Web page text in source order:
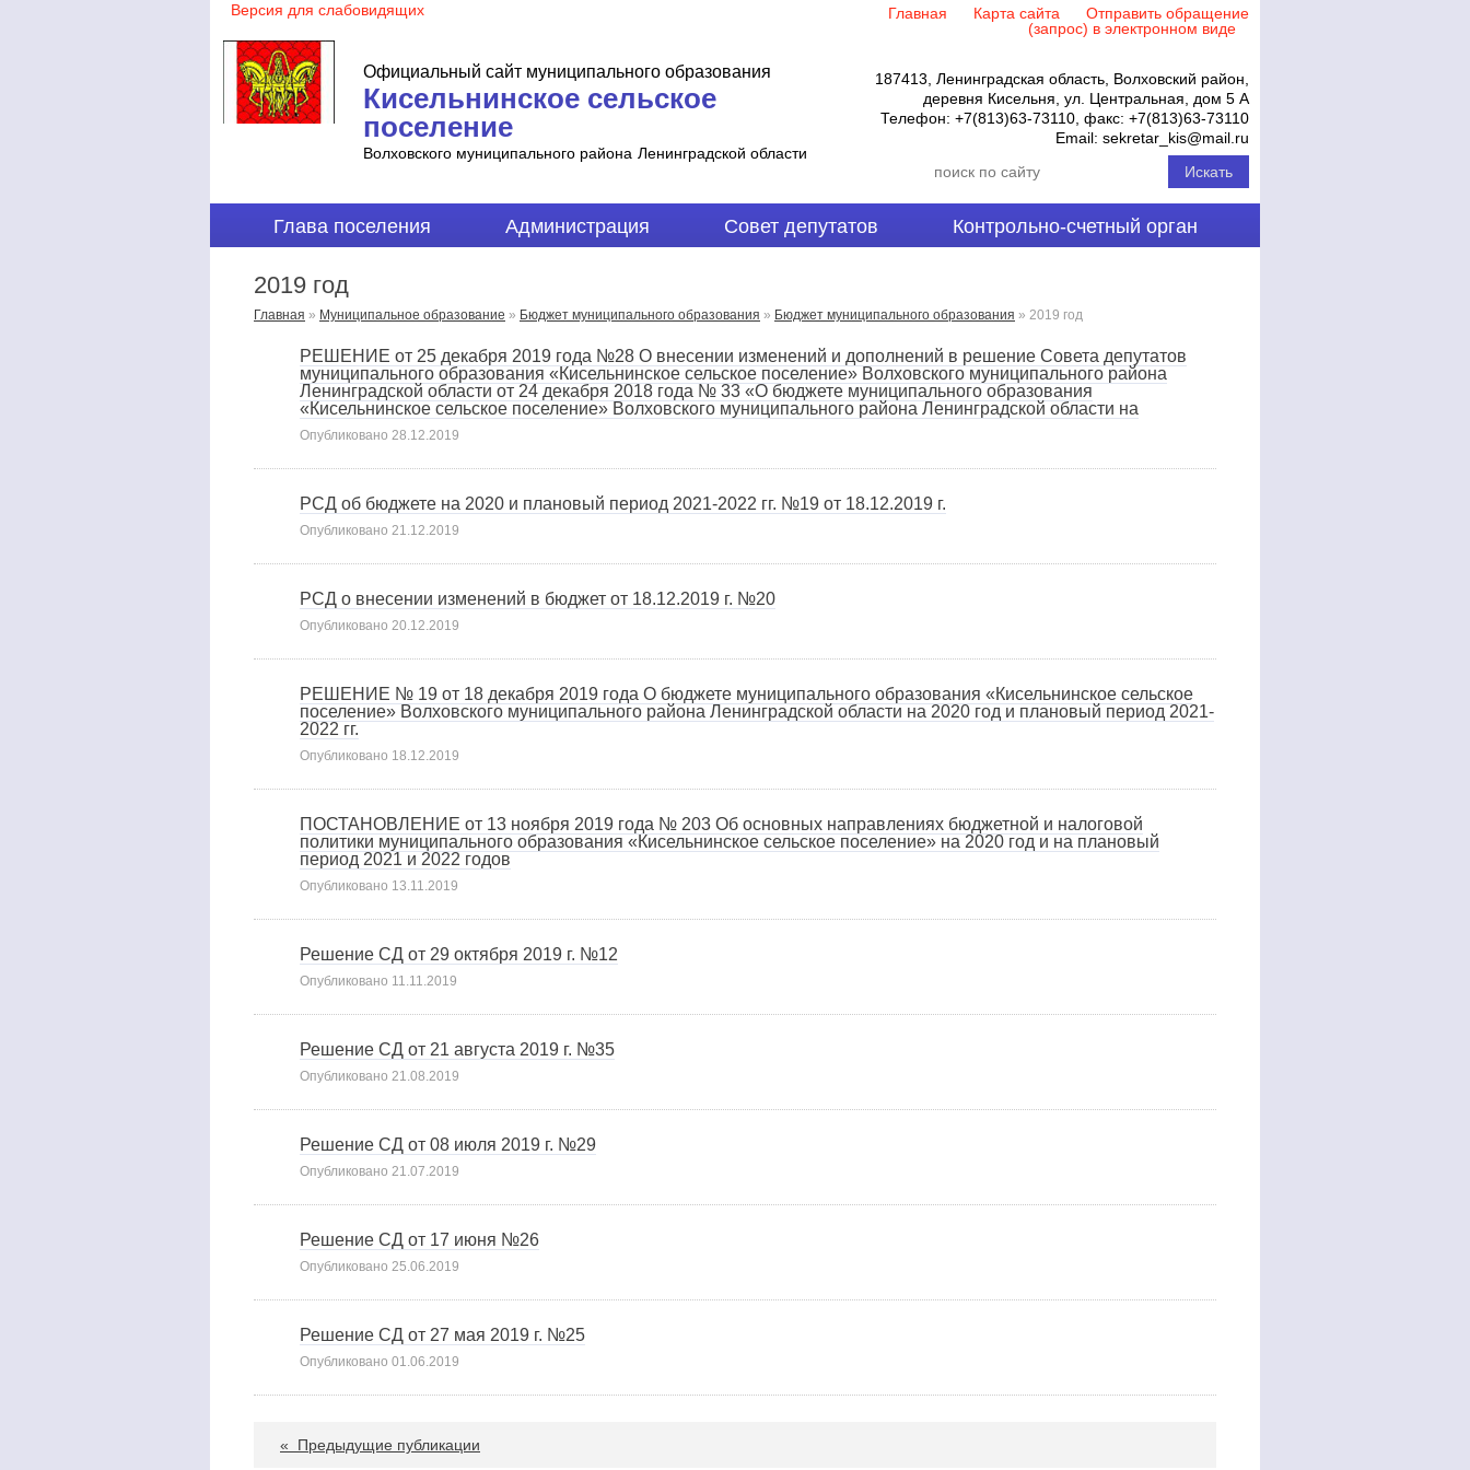
Официальный сайт муниципального образования
Кисельнинское сельское
поселение
Волховского муниципального района Ленинградской области
Главная Карта сайта
Отправить обращение
(запрос) в электронном виде
187413, Ленинградская область, Волховский район,
деревня Кисельня, ул. Центральная, дом 5 А
Телефон: +7(813)63-73110 , факс: +7(813)63-73110
Email: sekretar_kis@mail.ru
Глава поселения Администрация Совет депутатов Контрольно-счетный орган
2019 год
Главная » Муниципальное образование » Бюджет муниципального образования » Бюджет муниципального образования » 2019 год
РЕШЕНИЕ от 25 декабря 2019 года №28 О внесении изменений и дополнений в решение Совета депутатов
муниципального образования «Кисельнинское сельское поселение» Волховского муниципального района
Ленинградской области от 24 декабря 2018 года № 33 «О бюджете муниципального образования
«Кисельнинское сельское поселение» Волховского муниципального района Ленинградской области на
Опубликовано 28.12.2019
РСД об бюджете на 2020 и плановый период 2021-2022 гг. №19 от 18.12.2019 г.
Опубликовано 21.12.2019
РСД о внесении изменений в бюджет от 18.12.2019 г. №20
Опубликовано 20.12.2019
РЕШЕНИЕ № 19 от 18 декабря 2019 года О бюджете муниципального образования «Кисельнинское сельское
поселение» Волховского муниципального района Ленинградской области на 2020 год и плановый период 2021-
2022 гг.
Опубликовано 18.12.2019
ПОСТАНОВЛЕНИЕ от 13 ноября 2019 года № 203 Об основных направлениях бюджетной и налоговой
политики муниципального образования «Кисельнинское сельское поселение» на 2020 год и на плановый
период 2021 и 2022 годов
Опубликовано 13.11.2019
Решение СД от 29 октября 2019 г. №12
Опубликовано 11.11.2019
Решение СД от 21 августа 2019 г. №35
Опубликовано 21.08.2019
Решение СД от 08 июля 2019 г. №29
Опубликовано 21.07.2019
Решение СД от 17 июня №26
Опубликовано 25.06.2019
Решение СД от 27 мая 2019 г. №25
Опубликовано 01.06.2019
« Предыдущие публикации